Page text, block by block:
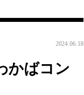
2024.06.18
かばコン